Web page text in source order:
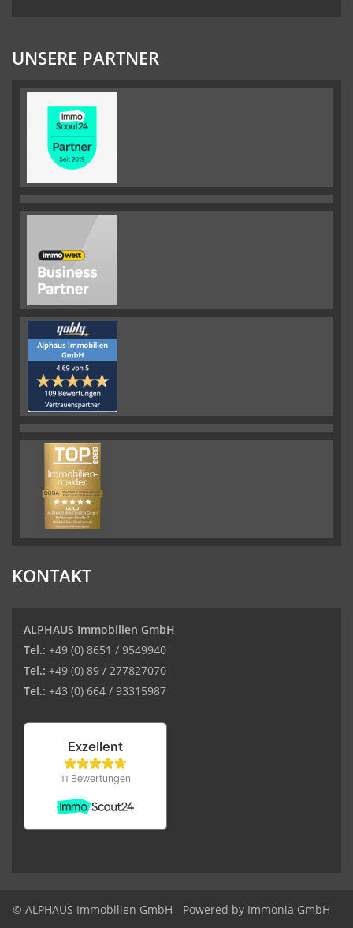
UNSERE PARTNER
KONTAKT
ALPHAUS Immobilien GmbH
Tel.: +49 (0) 8651 / 9549940
Tel.: +49 (0) 89 / 277827070
Tel.: +43 (0) 664 / 93315987
© ALPHAUS Immobilien GmbH
Powered by Immonia GmbH